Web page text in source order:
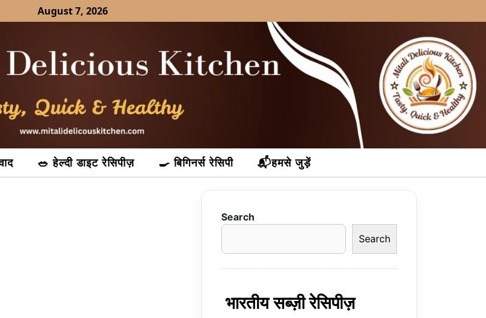
August 7, 2026
🥗 हेल्दी डाइट रेसिपीज़ 🍳 बिगिनर्स रेसिपी
📬हमसे जुड़ें
Search
Search
भारतीय सब्ज़ी रेसिपीज़